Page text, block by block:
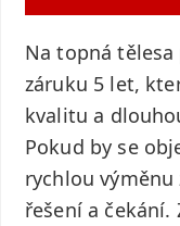
Na topná
záruku 5 let,
kvalitu a
Pokud by se
rychlou výměnu
řešení a